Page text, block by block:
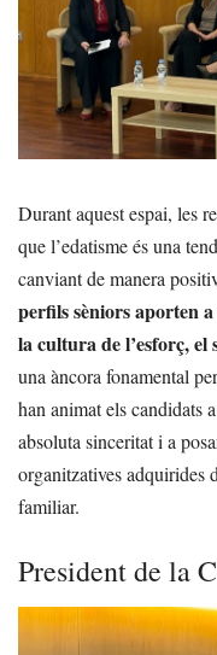
Durant aquest espai, les
que l’edatisme és una
canviant de manera
perfils sèniors aporten
la cultura de l’esforç, el
una àncora fonamental
han animat els candidats
absoluta sinceritat i a
organitzatives adquirides
familiar.
President de la